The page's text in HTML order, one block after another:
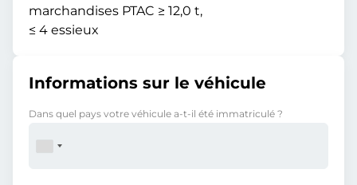
marchandises PTAC ≥ 12,0 t,
≤ 4 essieux
Informations sur le véhicule
Dans quel pays votre véhicule a-t-il été immatriculé ?